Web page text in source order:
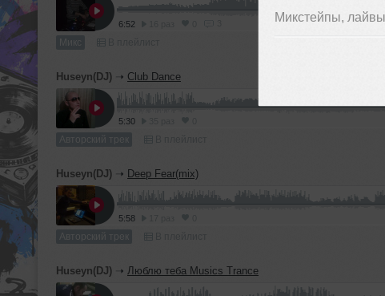
Микстейпы,
6:52
Микс
Huseyn(DJ) ➝ Club Dance
5:30
Авторский трек
Huseyn(DJ) ➝ Deep Fear(mix)
5:58
Авторский трек
Huseyn(DJ) ➝ Люблю теба Musics Trance